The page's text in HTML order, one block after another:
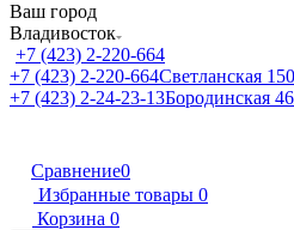
Ваш город
Владивосток
+7 (423) 2-220-664
+7 (423) 2-220-664Светланская 150
+7 (423) 2-24-23-13Бородинская
Сравнение0
Избранные товары 0
Корзина 0